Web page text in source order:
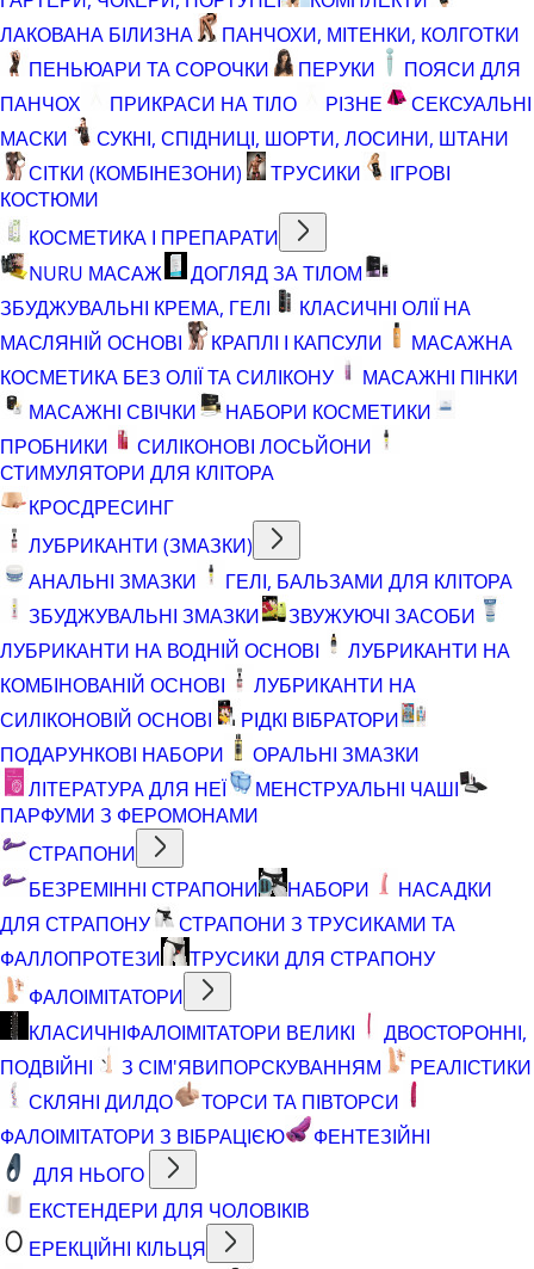
ЛАКОВАНА БІЛИЗНА
ПАНЧОХИ, МІТЕНКИ, КОЛГОТКИ
ПЕНЬЮАРИ ТА СОРОЧКИ
ПЕРУКИ
ПОЯСИ ДЛЯ
ПАНЧОХ
ПРИКРАСИ НА ТІЛО РІЗНЕ
СЕКСУАЛЬНІ
МАСКИ
СУКНІ, СПІДНИЦІ, ШОРТИ, ЛОСИНИ, ШТАНИ
СІТКИ (КОМБІНЕЗОНИ)
ТРУСИКИ
ІГРОВІ
КОСТЮМИ
КОСМЕТИКА І ПРЕПАРАТИ
NURU МАСАЖ
ДОГЛЯД ЗА ТІЛОМ
ЗБУДЖУВАЛЬНІ КРЕМА, ГЕЛІ
КЛАСИЧНІ ОЛІЇ НА
МАСЛЯНІЙ ОСНОВІ
КРАПЛІ І КАПСУЛИ
МАСАЖНА
КОСМЕТИКА БЕЗ ОЛІЇ ТА СИЛІКОНУ
МАСАЖНІ ПІНКИ
МАСАЖНІ СВІЧКИ
НАБОРИ КОСМЕТИКИ
ПРОБНИКИ
СИЛІКОНОВІ ЛОСЬЙОНИ
СТИМУЛЯТОРИ ДЛЯ КЛІТОРА
КРОСДРЕСИНГ
ЛУБРИКАНТИ (ЗМАЗКИ)
АНАЛЬНІ ЗМАЗКИ
ГЕЛІ, БАЛЬЗАМИ ДЛЯ КЛІТОРА
ЗБУДЖУВАЛЬНІ ЗМАЗКИ
ЗВУЖУЮЧІ ЗАСОБИ
ЛУБРИКАНТИ НА ВОДНІЙ ОСНОВІ
ЛУБРИКАНТИ НА
КОМБІНОВАНІЙ ОСНОВІ
ЛУБРИКАНТИ НА
СИЛІКОНОВІЙ ОСНОВІ
РІДКІ ВІБРАТОРИ
ПОДАРУНКОВІ НАБОРИ
ОРАЛЬНІ ЗМАЗКИ
ЛІТЕРАТУРА ДЛЯ НЕЇ
МЕНСТРУАЛЬНІ ЧАШІ
ПАРФУМИ З ФЕРОМОНАМИ
СТРАПОНИ
БЕЗРЕМІННІ СТРАПОНИ
НАБОРИ
НАСАДКИ
ДЛЯ СТРАПОНУ
СТРАПОНИ З ТРУСИКАМИ ТА
ФАЛЛОПРОТЕЗИ
ТРУСИКИ ДЛЯ СТРАПОНУ
ФАЛОІМІТАТОРИ
КЛАСИЧНІФАЛОІМІТАТОРИ ВЕЛИКІ
ДВОСТОРОННІ,
ПОДВІЙНІ
З СІМ'ЯВИПОРСКУВАННЯМ
РЕАЛІСТИКИ
СКЛЯНІ ДИЛДО
ТОРСИ ТА ПІВТОРСИ
ФАЛОІМІТАТОРИ З ВІБРАЦІЄЮ
ФЕНТЕЗІЙНІ
ДЛЯ НЬОГО
ЕКСТЕНДЕРИ ДЛЯ ЧОЛОВІКІВ
ЕРЕКЦІЙНІ КІЛЬЦЯ